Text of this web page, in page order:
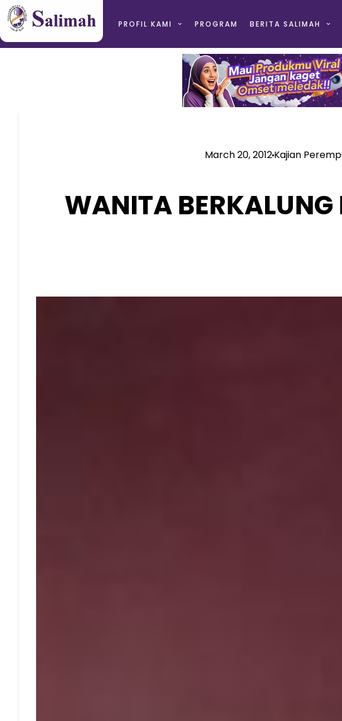
PROFIL KAMI PROGRAM BERITA SALIMAH
March 20, 2012Kajian
WANITA